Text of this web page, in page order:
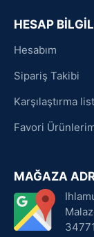
HESAP
Hesabım
Sipariş Takibi
Karşılaştırma
Favori
MAĞAZA